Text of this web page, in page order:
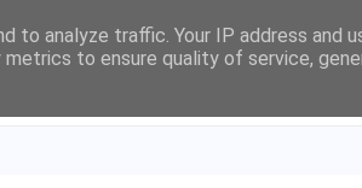
to analyze traffic. Your IP address and
to ensure quality of service,